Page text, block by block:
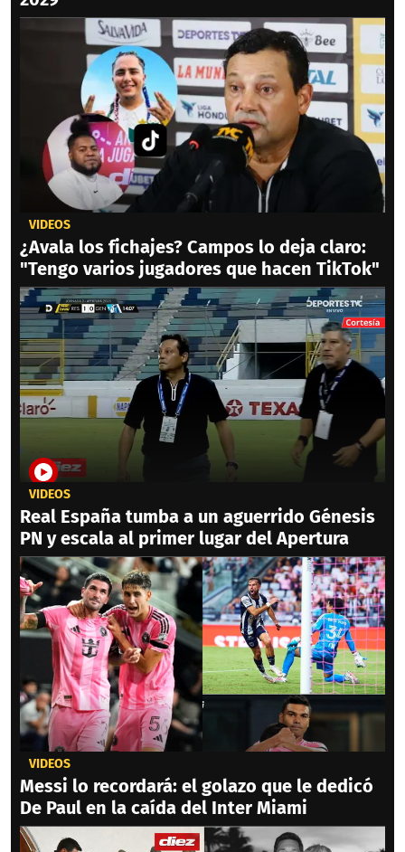
VIDEOS
¿Avala los fichajes? Campos lo deja claro:
"Tengo varios jugadores que hacen TikTok"
VIDEOS
Real España tumba a un aguerrido Génesis
PN y escala al primer lugar del Apertura
VIDEOS
Messi lo recordará: el golazo que le dedicó
De Paul en la caída del Inter Miami